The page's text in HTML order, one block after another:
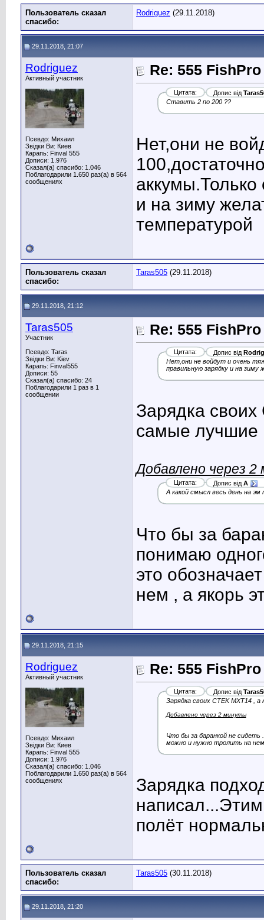
Пользователь сказал
cпасибо:
Rodriguez (29.11.2018)
29.11.2018, 21:07
Rodriguez
Активный участник
Псевдо: Михаил
Звідки Ви: Киев
Карапь: Finval 555
Дописи: 1.976
Сказал(а) спасибо: 1.046
Поблагодарили 1.650 раз(а) в 564
сообщениях
Re: 555 FishPro
Цитата: Допис від
Ставить 2 по 200 ??
Нет,они не
аккумы.Только
и на зиму
температурой
Пользователь сказал
cпасибо:
Taras505 (29.11.2018)
29.11.2018, 21:12
Taras505
Участник
Псевдо: Taras
Звідки Ви: Kiev
Карапь: Finval555
Дописи: 55
Сказал(а) спасибо: 24
Поблагодарили 1 раз в 1
сообщении
Re: 555 FishPro
Цитата: Допис від
Нет,они не войдут и очень
правильную зарядку и на
Зарядка своих
самые лучшие
Добавлено через
Цитата: Допис від A
А какой смысл весь день на эм
Что бы за
понимаю
это
нем , а якорь
29.11.2018, 21:15
Rodriguez
Активный участник
Псевдо: Михаил
Звідки Ви: Киев
Карапь: Finval 555
Дописи: 1.976
Сказал(а) спасибо: 1.046
Поблагодарили 1.650 раз(а) в 564
сообщениях
Re: 555 FishPro
Цитата: Допис від
Зарядка своих CTEK MXT14 ,
Добавлено через 2 минуты
Что бы за баранкой не сидеть
можно и нужно тролить на нем
Зарядка
полёт
Пользователь сказал
cпасибо:
Taras505 (30.11.2018)
29.11.2018, 21:20